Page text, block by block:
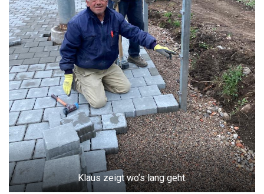
Klaus zeigt wo’s lang geht.